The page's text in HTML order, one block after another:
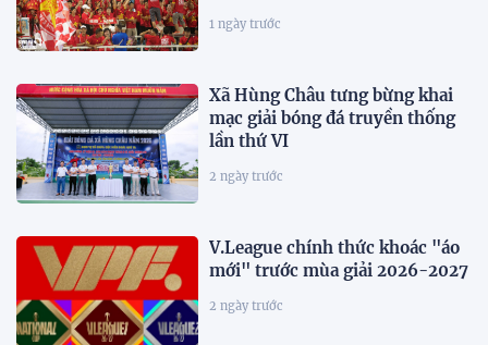
1 ngày trước
Xã Hùng Châu tưng bừng khai
mạc giải bóng đá truyền thống
lần thứ VI
2 ngày trước
V.League chính thức khoác "áo
mới" trước mùa giải 2026-2027
2 ngày trước